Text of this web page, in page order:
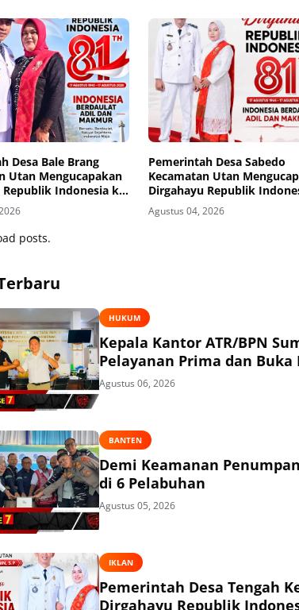
Desa Bale Brang
Utan Mengucapakan
Republik Indonesia ke-
Pemerintah Desa Sabedo
Kecamatan Utan
Dirgahayu Republik
81
Agustus 04, 2026
posts.
HUKUM
Kepala Kantor ATR/BPN
Pelayanan Prima dan
Agustus 06, 2026
BANTEN
Demi Keamanan
di 6 Pelabuhan
Agustus 05, 2026
IKLAN
Pemerintah Desa Tengah
Dirgahayu Republik